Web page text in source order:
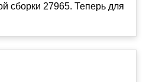
сборки 27965. Теперь для